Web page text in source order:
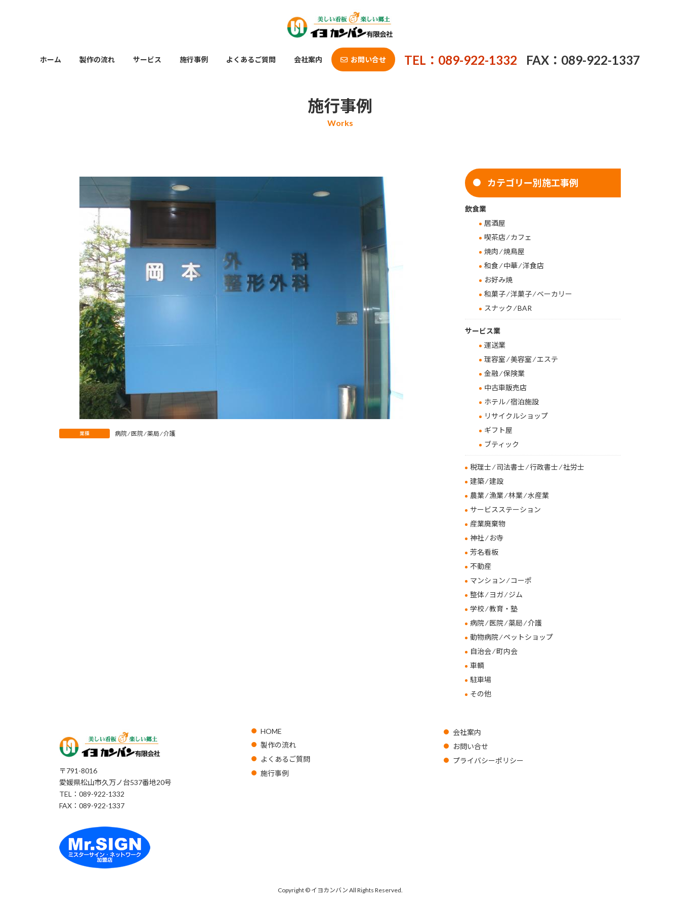
ホーム 製作の流れ サービス 施行事例 よくあるご質問 会社案内 お問い合せ TEL：089-922-1332 FAX：089-922-1337
施行事例
業種 病院 ⁄ 医院 ⁄ 薬局 ⁄ 介護
カテゴリー別施工事例
飲食業
居酒屋
喫茶店 ⁄ カフェ
焼肉 ⁄ 焼鳥屋
和食 ⁄ 中華 ⁄ 洋食店
お好み焼
和菓子 ⁄ 洋菓子 ⁄ ベーカリー
スナック ⁄ BAR
サービス業
運送業
理容室 ⁄ 美容室 ⁄ エステ
金融 ⁄ 保険業
中古車販売店
ホテル ⁄ 宿泊施設
リサイクルショップ
ギフト屋
ブティック
税理士 ⁄ 司法書士 ⁄ 行政書士 ⁄ 社労士
建築 ⁄ 建設
農業 ⁄ 漁業 ⁄ 林業 ⁄ 水産業
サービスステーション
産業廃棄物
神社 ⁄ お寺
芳名看板
不動産
マンション ⁄ コーポ
整体 ⁄ ヨガ ⁄ ジム
学校 ⁄ 教育・塾
病院 ⁄ 医院 ⁄ 薬局 ⁄ 介護
動物病院 ⁄ ペットショップ
自治会 ⁄ 町内会
車輌
駐車場
その他
〒791-8016
愛媛県松山市久万ノ台537番地20号
TEL：089-922-1332
FAX：089-922-1337
HOME
製作の流れ
よくあるご質問
施行事例
会社案内
お問い合せ
プライバシーポリシー
Copyright © イヨカンバン All Rights Reserved.